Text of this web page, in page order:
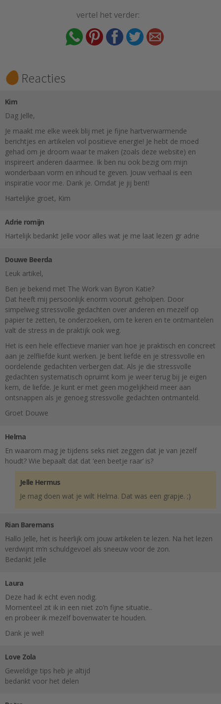
vertel het verder:
Reacties
Kim
Dag Jelle,
Je maakt me elke week blij met je fijne hartverwarmende
berichtjes en artikelen vol positieve energie! Je hebt de moed
gehad om je droom waar te maken (zoals deze website) en
inspireert anderen daarmee. Ik ben nu ook bezig om mijn
wonderbaan vorm en inhoud te geven. Jouw verhaal is een
inspiratie voor me. Dank je. Omdat je jij bent!
Hartelijke groet, Kim
Adrie romijn
Hartelijk bedankt Jelle voor alles wat je me laat lezen gr adrie
Douwe Beerda
Leuk artikel,
Ben je bekend met The Work van Byron Katie?
Dat heeft mij persoonlijk enorm vooruit geholpen. Door
simpelweg stressvolle gedachten over anderen en mezelf op
papier te zetten, te onderzoeken, om te keren en te ontmantelen
valt de stress in de praktijk ook weg.
Het is een hele effectieve manier van hoe je praktisch en concreet
aan je zelfliefde kunt werken. Je bent liefde en je stressvolle en
oordelende gedachten verbergen dat. Als je die stressvolle
gedachten systematisch opruimt kom je weer terug bij je eigen
kern, de liefde. Je kunt er met geen mogelijkheid meer aan
ontsnappen als je genoeg stressvolle gedachten ontmanteld.
Groet Douwe
Helma
En waarom mag je tijdens seks niet zeggen dat je van jezelf
houdt? Wie bepaalt dat dat ‘een beetje raar’ is?
Jelle Hermus
Je mag doen wat je wilt Helma. Dat was een grapje. ;)
Rian Baremans
Hallo Jelle, het is heerlijk om jouw artikelen te lezen. Na het lezen
verdwijnt m’n schuldgevoel als sneeuw voor de zon.
Bedankt Jelle
Laura
Deze had ik echt even nodig.
Momenteel zit ik in een niet zo’n fijne situatie..
en probeer ik mezelf bovenwater te houden.
Dank je wel!
Love Zola
Geweldige tips heb je altijd
bedankt voor het delen